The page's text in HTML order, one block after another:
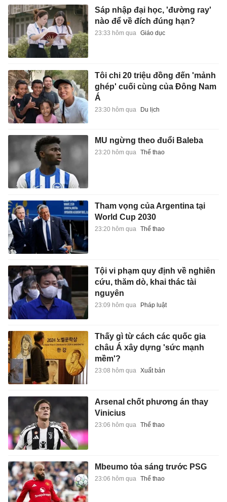
Sáp nhập đại học, 'đường ray'
nào để về đích đúng hạn?
23:33 hôm qua Giáo dục
Tôi chi 20 triệu đồng đến 'mảnh
ghép' cuối cùng của Đông Nam
Á
23:30 hôm qua Du lịch
MU ngừng theo đuổi Baleba
23:20 hôm qua Thể thao
Tham vọng của Argentina tại
World Cup 2030
23:20 hôm qua Thể thao
Tội vi phạm quy định về nghiên
cứu, thăm dò, khai thác tài
nguyên
23:09 hôm qua Pháp luật
Thấy gì từ cách các quốc gia
châu Á xây dựng 'sức mạnh
mềm'?
23:08 hôm qua Xuất bản
Arsenal chốt phương án thay
Vinicius
23:06 hôm qua Thể thao
Mbeumo tỏa sáng trước PSG
23:06 hôm qua Thể thao